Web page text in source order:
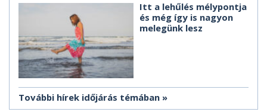
Itt a lehűlés mélypontja
és még így is nagyon
melegünk lesz
További hírek időjárás témában